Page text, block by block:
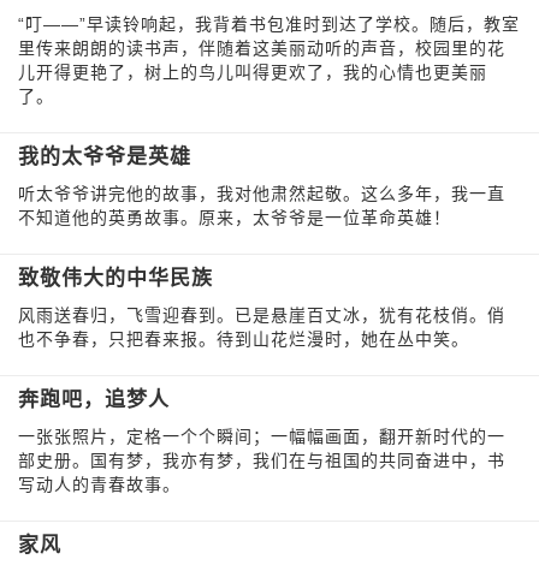
“叮——”早读铃响起，我背着书包准时到达了学校。随后，教室
里传来朗朗的读书声，伴随着这美丽动听的声音，校园里的花
儿开得更艳了，树上的鸟儿叫得更欢了，我的心情也更美丽
了。
我的太爷爷是英雄
听太爷爷讲完他的故事，我对他肃然起敬。这么多年，我一直
不知道他的英勇故事。原来，太爷爷是一位革命英雄！
致敬伟大的中华民族
风雨送春归，飞雪迎春到。已是悬崖百丈冰，犹有花枝俏。俏
也不争春，只把春来报。待到山花烂漫时，她在丛中笑。
奔跑吧，追梦人
一张张照片，定格一个个瞬间；一幅幅画面，翻开新时代的一
部史册。国有梦，我亦有梦，我们在与祖国的共同奋进中，书
写动人的青春故事。
家风